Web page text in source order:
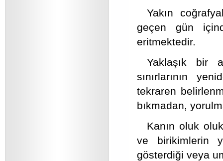
Yakın
geçen gün
eritmektedir.
Yaklaşık bir
sınırlarının
tekraren
bıkmadan,
Kanın oluk
ve birikimlerin
gösterdiği veya